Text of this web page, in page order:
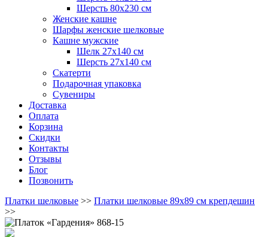
Шерсть 80х230 см
Женские кашне
Шарфы женские шелковые
Кашне мужские
Шелк 27х140 см
Шерсть 27х140 см
Скатерти
Подарочная упаковка
Сувениры
Доставка
Оплата
Корзина
Скидки
Контакты
Отзывы
Блог
Позвонить
Платки шелковые >> Платки шелковые 89х89 см крепдешин
>>